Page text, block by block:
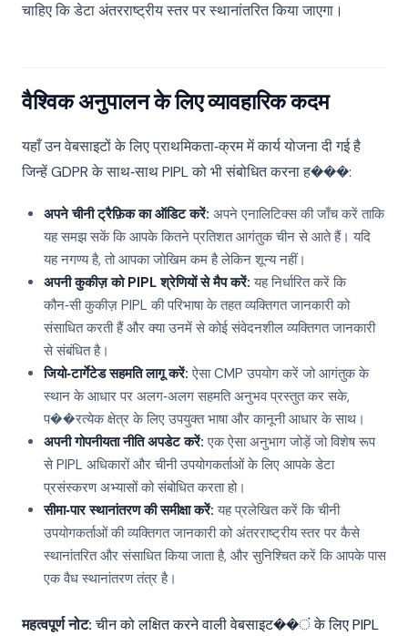
चाहिए कि डेटा अंतरराष्ट्रीय स्तर पर स्थानांतरित किया जाएगा।
वैश्विक अनुपालन के लिए व्यावहारिक कदम
यहाँ उन वेबसाइटों के लिए प्राथमिकता‑क्रम में कार्य योजना दी गई है
जिन्हें GDPR के साथ‑साथ PIPL को भी संबोधित करना ह���:
अपने चीनी ट्रैफ़िक का ऑडिट करें: अपने एनालिटिक्स की जाँच करें ताकि
यह समझ सकें कि आपके कितने प्रतिशत आगंतुक चीन से आते हैं। यदि
यह नगण्य है, तो आपका जोखिम कम है लेकिन शून्य नहीं।
अपनी कुकीज़ को PIPL श्रेणियों से मैप करें: यह निर्धारित करें कि
कौन‑सी कुकीज़ PIPL की परिभाषा के तहत व्यक्तिगत जानकारी को
संसाधित करती हैं और क्या उनमें से कोई संवेदनशील व्यक्तिगत जानकारी
से संबंधित है।
जियो‑टार्गेटेड सहमति लागू करें: ऐसा CMP उपयोग करें जो आगंतुक के
स्थान के आधार पर अलग‑अलग सहमति अनुभव प्रस्तुत कर सके,
प��रत्येक क्षेत्र के लिए उपयुक्त भाषा और कानूनी आधार के साथ।
अपनी गोपनीयता नीति अपडेट करें: एक ऐसा अनुभाग जोड़ें जो विशेष रूप
से PIPL अधिकारों और चीनी उपयोगकर्ताओं के लिए आपके डेटा
प्रसंस्करण अभ्यासों को संबोधित करता हो।
सीमा‑पार स्थानांतरण की समीक्षा करें: यह प्रलेखित करें कि चीनी
उपयोगकर्ताओं की व्यक्तिगत जानकारी को अंतरराष्ट्रीय स्तर पर कैसे
स्थानांतरित और संसाधित किया जाता है, और सुनिश्चित करें कि आपके पास
एक वैध स्थानांतरण तंत्र है।
महत्वपूर्ण नोट:चीन को लक्षित करने वाली वेबसाइट��ं के लिए PIPL